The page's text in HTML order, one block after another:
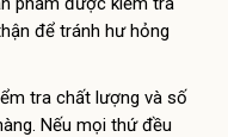
để tránh hư hỏng
tra chất lượng và số
Nếu mọi thứ đều